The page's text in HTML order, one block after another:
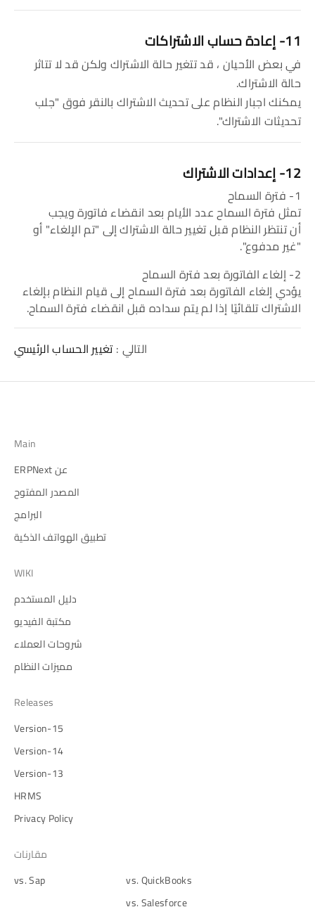
11- إعادة حساب الاشتراكات
في بعض الأحيان ، قد تتغير حالة الاشتراك ولكن قد لا تتاثر
حالة الاشتراك.
يمكنك اجبار النظام على تحديث الاشتراك بالنقر فوق "جلب
تحديثات الاشتراك".
12- إعدادات الاشتراك
1- فترة السماح
تمثل فترة السماح عدد الأيام بعد انقضاء فاتورة ويجب
أن تنتظر النظام قبل تغيير حالة الاشتراك إلى "تم الإلغاء" أو
"غير مدفوع".
2- إلغاء الفاتورة بعد فترة السماح
يؤدي إلغاء الفاتورة بعد فترة السماح إلى قيام النظام بإلغاء
الاشتراك تلقائيًا إذا لم يتم سداده قبل انقضاء فترة السماح.
التالي : تغيير الحساب الرئيسي
Main
عن ERPNext
المصدر المفتوح
البرامج
تطبيق الهواتف الذكية
WIKI
دليل المستخدم
مكتبة الفيديو
شروحات العملاء
مميزات النظام
Releases
Version-15
Version-14
Version-13
HRMS
Privacy Policy
مقارنات
vs. QuickBooks
vs. Salesforce
vs. Sap